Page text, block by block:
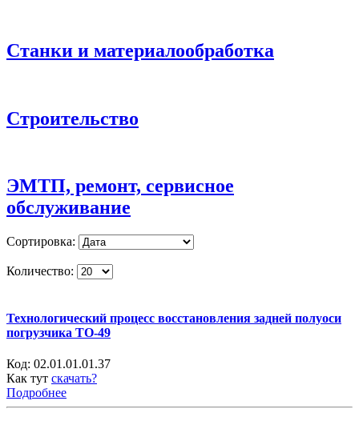
Станки и материалообработка
Строительство
ЭМТП, ремонт, сервисное
обслуживание
Сортировка:
Количество:
Технологический процесс восстановления задней полуоси
погрузчика ТО-49
Код: 02.01.01.01.37
Как тут скачать?
Подробнее